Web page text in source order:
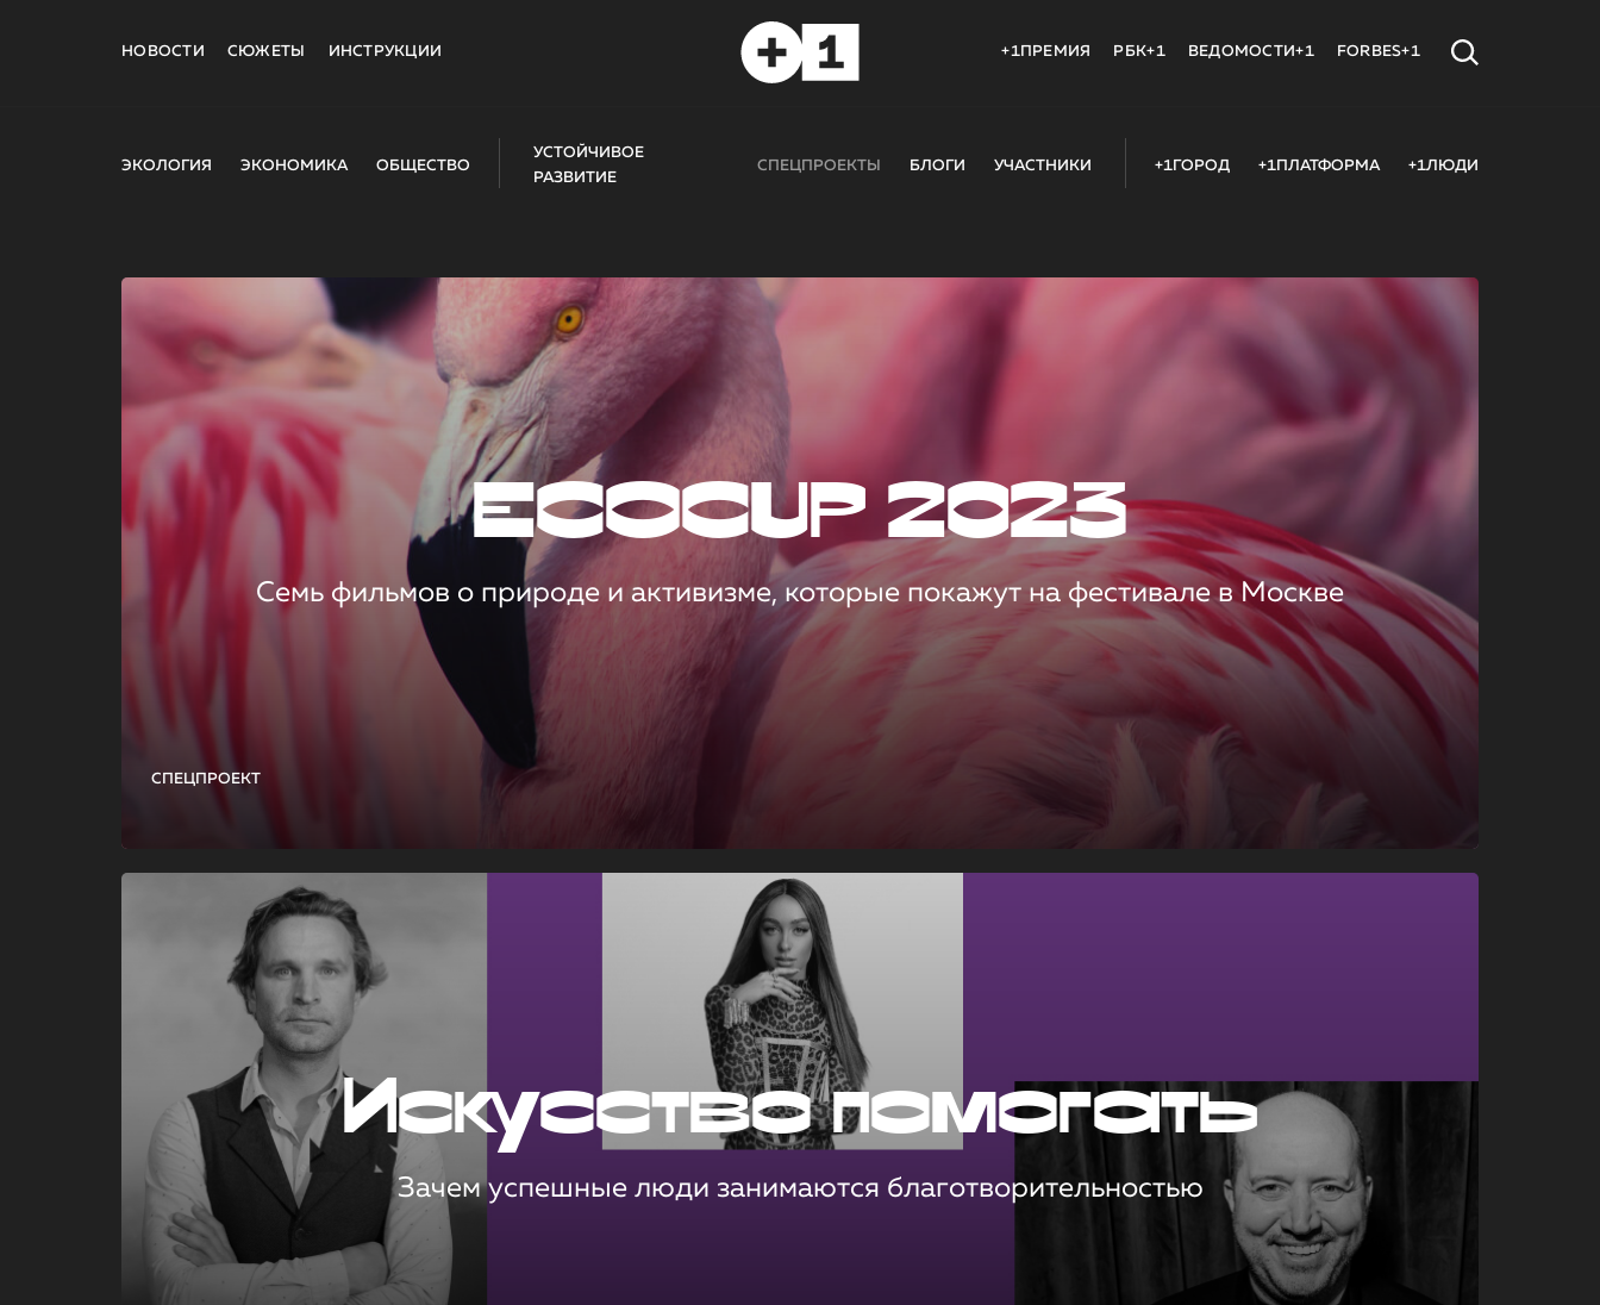
НОВОСТИ СЮЖЕТЫ ИНСТРУКЦИИ +1ПРЕМИЯ РБК+1 ВЕДОМОСТИ+1 FORBES+1
ЭКОЛОГИЯ ЭКОНОМИКА ОБЩЕСТВО
УСТОЙЧИВОЕ
РАЗВИТИЕ
СПЕЦПРОЕКТЫ БЛОГИ УЧАСТНИКИ +1ГОРОД +1ПЛАТФОРМА +1ЛЮДИ
СПЕЦПРОЕКТ
ECOCUP 2023
Семь фильмов о природе и активизме, которые покажут на фестивале в Москве
Искусство помогать
Зачем успешные люди занимаются благотворительностью